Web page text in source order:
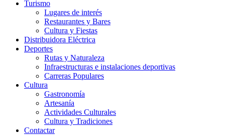
Turismo
Lugares de interés
Restaurantes y Bares
Cultura y Fiestas
Distribuidora Eléctrica
Deportes
Rutas y Naturaleza
Infraestructuras e instalaciones deportivas
Carreras Populares
Cultura
Gastronomía
Artesanía
Actividades Culturales
Cultura y Tradiciones
Contactar